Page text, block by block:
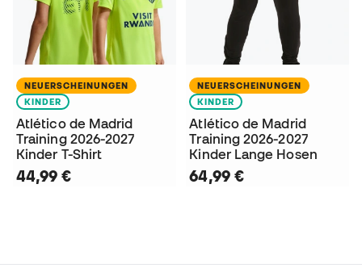
NEUERSCHEINUNGEN
KINDER
Atlético de Madrid
Training 2026-2027
Kinder T-Shirt
44,99 €
NEUERSCHEINUNGEN
KINDER
Atlético de Madrid
Training 2026-2027
Kinder Lange Hosen
64,99 €